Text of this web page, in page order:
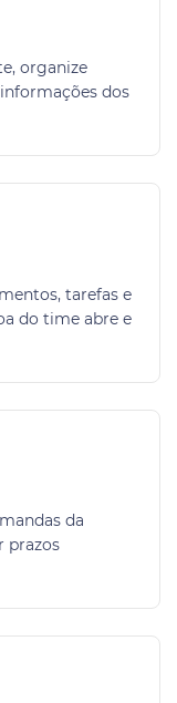
organize
dos
tarefas e
do time abre e
da
prazos